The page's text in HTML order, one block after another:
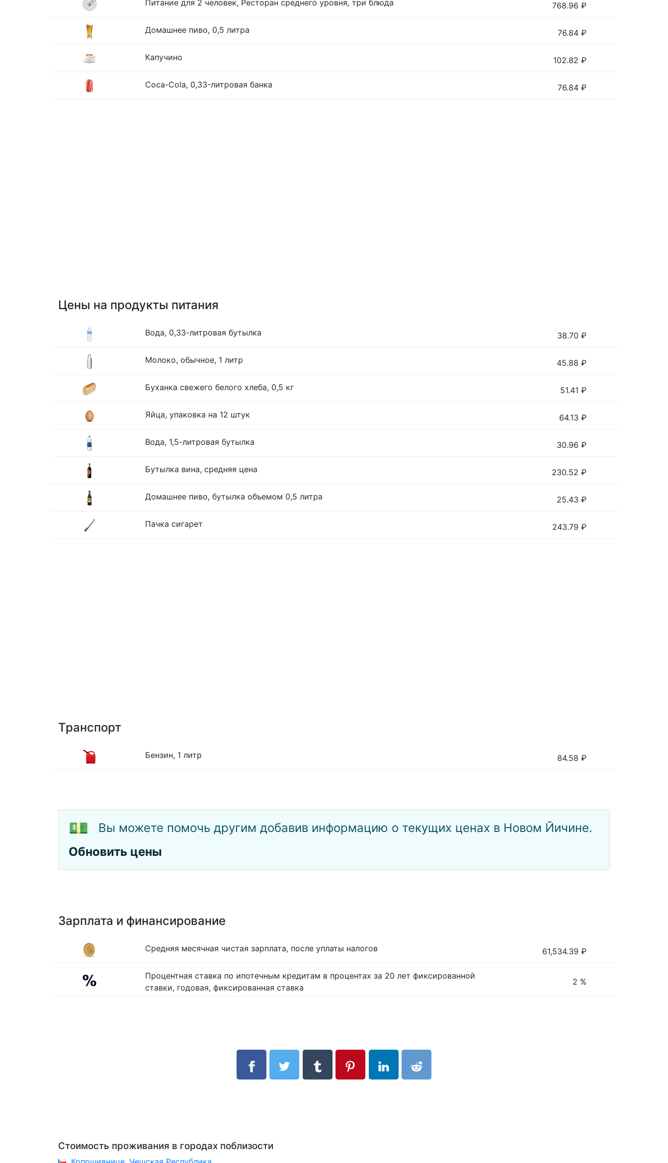
Питание для 2 человек, Ресторан среднего уровня, три блюда 768.96 ₽
Домашнее пиво, 0,5 литра 76.84 ₽
Капучино 102.82 ₽
Coca-Cola, 0,33-литровая банка 76.84 ₽
Цены на продукты питания
Вода, 0,33-литровая бутылка 38.70 ₽
Молоко, обычное, 1 литр 45.88 ₽
Буханка свежего белого хлеба, 0,5 кг 51.41 ₽
Яйца, упаковка на 12 штук 64.13 ₽
Вода, 1,5-литровая бутылка 30.96 ₽
Бутылка вина, средняя цена 230.52 ₽
Домашнее пиво, бутылка объемом 0,5 литра 25.43 ₽
Пачка сигарет 243.79 ₽
Транспорт
Бензин, 1 литр 84.58 ₽
💵
Вы можете помочь другим добавив информацию о текущих ценах в Новом Йичине.
Обновить цены
Зарплата и финансирование
Средняя месячная чистая зарплата, после уплаты налогов 61,534.39 ₽
Процентная ставка по ипотечным кредитам в процентах за 20 лет фиксированной
ставки, годовая, фиксированная ставка
2 %
Стоимость проживания в городах поблизости